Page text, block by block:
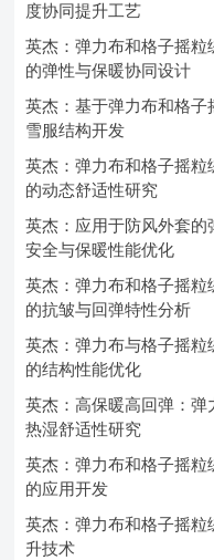
度协同提升工艺
英杰：弹力布和格子摇粒
的弹性与保暖协同设计
英杰：基于弹力布和格
雪服结构开发
英杰：弹力布和格子摇粒
的动态舒适性研究
英杰：应用于防风外套
安全与保暖性能优化
英杰：弹力布和格子摇粒
的抗皱与回弹特性分析
英杰：弹力布与格子摇粒
的结构性能优化
英杰：高保暖高回弹：
热湿舒适性研究
英杰：弹力布和格子摇粒
的应用开发
英杰：弹力布和格子摇
升技术